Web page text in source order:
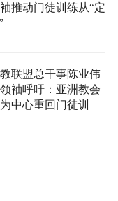
推动门徒训练从“定
联盟总干事陈业伟
袖呼吁：亚洲教会
中心重回门徒训